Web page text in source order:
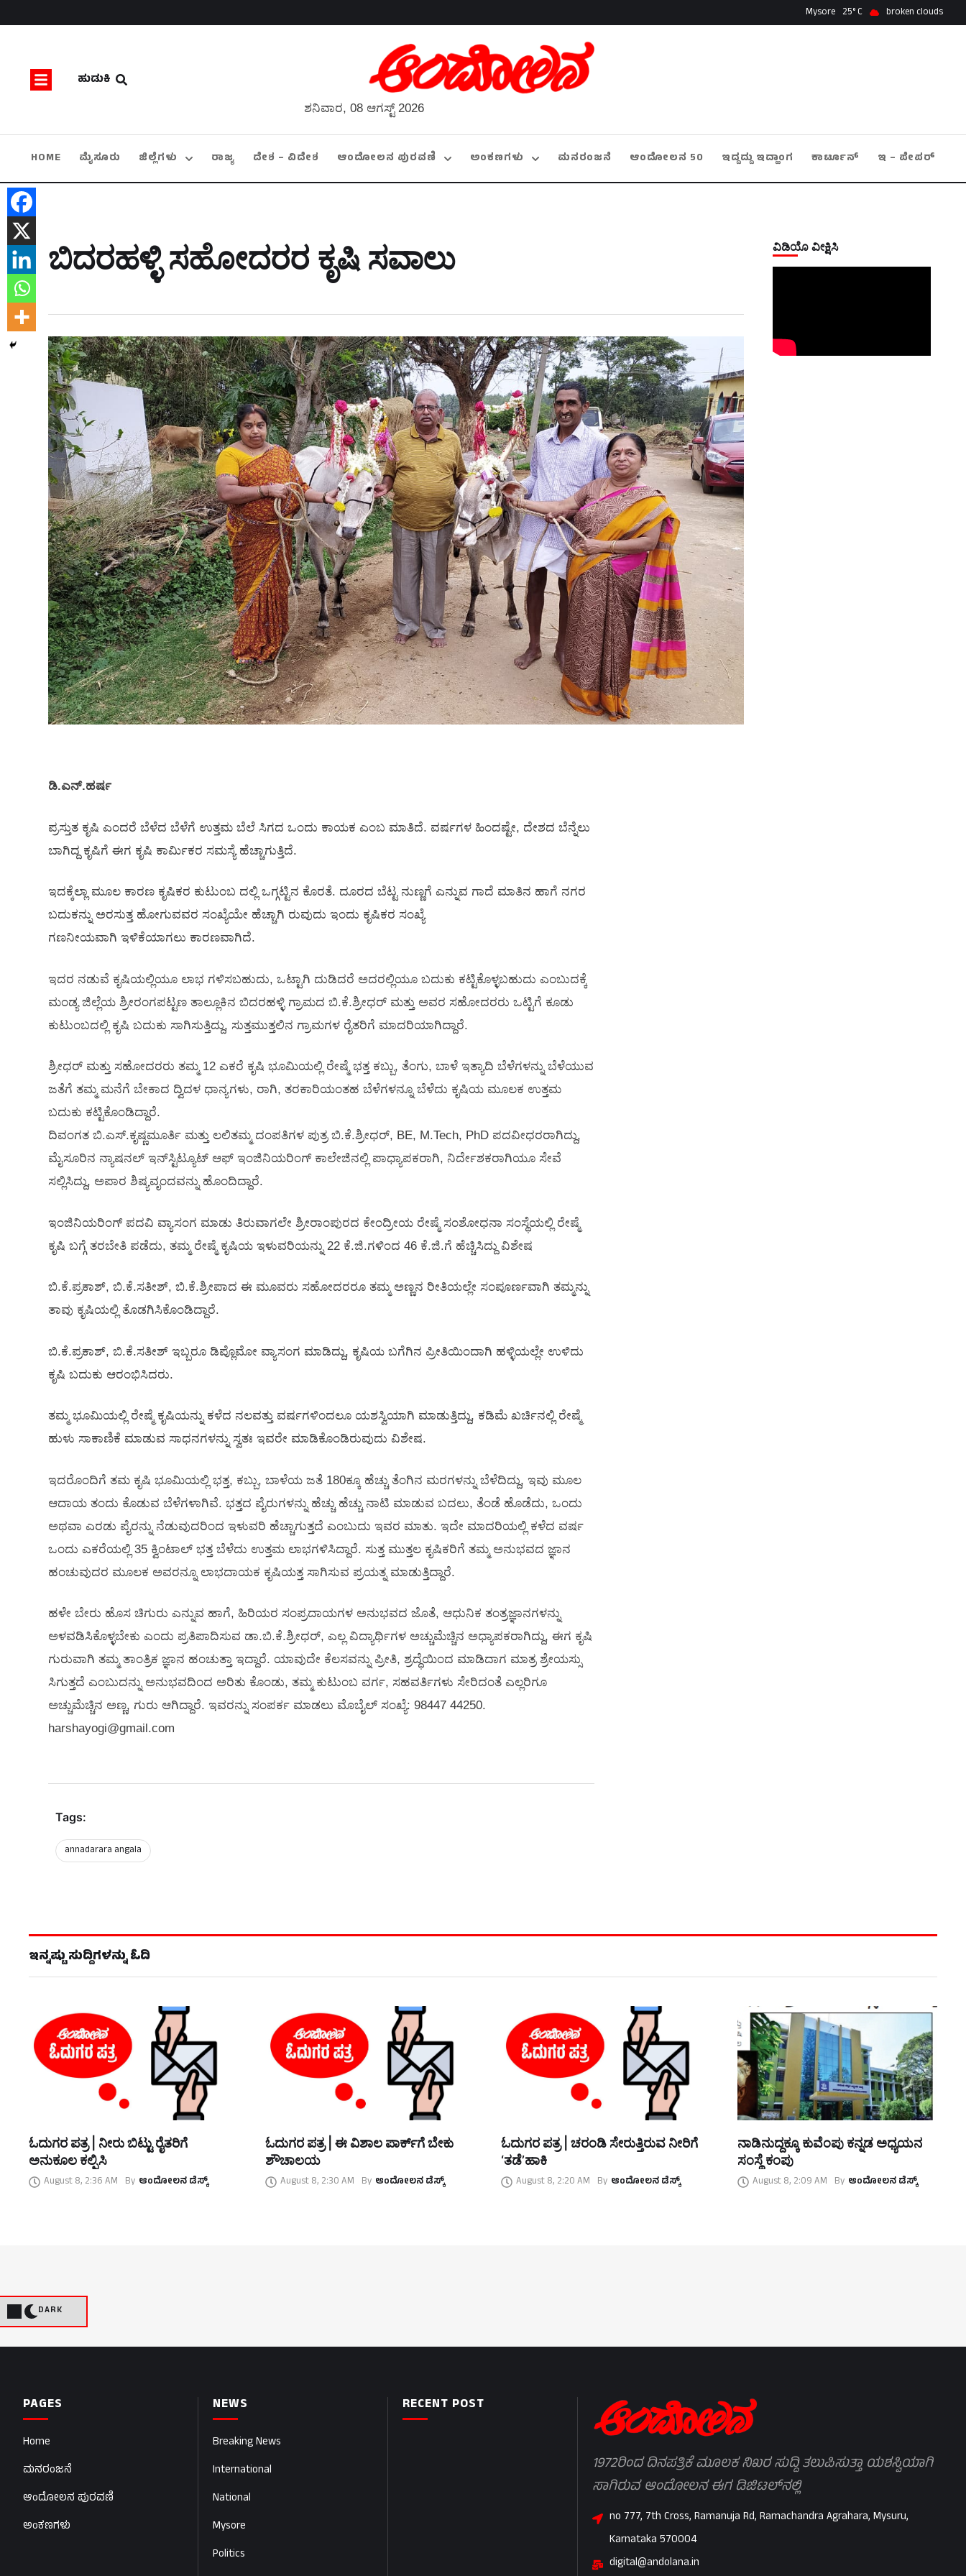
Mysore 25 broken clouds
ಹುಡುಕಿ
ಶನಿವಾರ, 08 ಆಗಸ್ಟ್ 2026
DARK
HOME ಮೈಸೂರು ಜಿಲ್ಲೆಗಳು ರಾಜ್ಯ ದೇಶ – ವಿದೇಶ ಆಂದೋಲನ ಪುರವಣಿ ಅಂಕಣಗಳು ಮನರಂಜನೆ ಆಂದೋಲನ 50 ಇದ್ದದ್ದು ಇದ್ಹಾಂಗ ಕಾರ್ಟೂನ್ ಇ – ಪೇಪರ್
ಬಿದರಹಳ್ಳಿ ಸಹೋದರರ ಕೃಷಿ ಸವಾಲು
ಡಿ.ಎನ್.ಹರ್ಷ
ಪ್ರಸ್ತುತ ಕೃಷಿ ಎಂದರೆ ಬೆಳೆದ ಬೆಳೆಗೆ ಉತ್ತಮ ಬೆಲೆ ಸಿಗದ ಒಂದು ಕಾಯಕ ಎಂಬ ಮಾತಿದೆ. ವರ್ಷಗಳ ಹಿಂದಷ್ಟೇ, ದೇಶದ ಬೆನ್ನೆಲು
ಬಾಗಿದ್ದ ಕೃಷಿಗೆ ಈಗ ಕೃಷಿ ಕಾರ್ಮಿಕರ ಸಮಸ್ಯೆ ಹೆಚ್ಚಾಗುತ್ತಿದೆ.
ಇದಕ್ಕೆಲ್ಲಾ ಮೂಲ ಕಾರಣ ಕೃಷಿಕರ ಕುಟುಂಬ ದಲ್ಲಿ ಒಗ್ಗಟ್ಟಿನ ಕೊರತೆ. ದೂರದ ಬೆಟ್ಟ ನುಣ್ಣಗೆ ಎನ್ನುವ ಗಾದೆ ಮಾತಿನ ಹಾಗೆ ನಗರ
ಬದುಕನ್ನು ಅರಸುತ್ತ ಹೋಗುವವರ ಸಂಖ್ಯೆಯೇ ಹೆಚ್ಚಾಗಿ ರುವುದು ಇಂದು ಕೃಷಿಕರ ಸಂಖ್ಯೆ
ಗಣನೀಯವಾಗಿ ಇಳಿಕೆಯಾಗಲು ಕಾರಣವಾಗಿದೆ.
ಇದರ ನಡುವೆ ಕೃಷಿಯಲ್ಲಿಯೂ ಲಾಭ ಗಳಿಸಬಹುದು, ಒಟ್ಟಾಗಿ ದುಡಿದರೆ ಅದರಲ್ಲಿಯೂ ಬದುಕು ಕಟ್ಟಿಕೊಳ್ಳಬಹುದು ಎಂಬುದಕ್ಕೆ
ಮಂಡ್ಯ ಜಿಲ್ಲೆಯ ಶ್ರೀರಂಗಪಟ್ಟಣ ತಾಲ್ಲೂಕಿನ ಬಿದರಹಳ್ಳಿ ಗ್ರಾಮದ ಬಿ.ಕೆ.ಶ್ರೀಧರ್ ಮತ್ತು ಅವರ ಸಹೋದರರು ಒಟ್ಟಿಗೆ ಕೂಡು
ಕುಟುಂಬದಲ್ಲಿ ಕೃಷಿ ಬದುಕು ಸಾಗಿಸುತ್ತಿದ್ದು, ಸುತ್ತಮುತ್ತಲಿನ ಗ್ರಾಮಗಳ ರೈತರಿಗೆ ಮಾದರಿಯಾಗಿದ್ದಾರೆ.
ಶ್ರೀಧರ್ ಮತ್ತು ಸಹೋದರರು ತಮ್ಮ 12 ಎಕರೆ ಕೃಷಿ ಭೂಮಿಯಲ್ಲಿ ರೇಷ್ಮೆ ಭತ್ತ ಕಬ್ಬು, ತೆಂಗು, ಬಾಳೆ ಇತ್ಯಾದಿ ಬೆಳೆಗಳನ್ನು ಬೆಳೆಯುವ
ಜತೆಗೆ ತಮ್ಮ ಮನೆಗೆ ಬೇಕಾದ ದ್ವಿದಳ ಧಾನ್ಯಗಳು, ರಾಗಿ, ತರಕಾರಿಯಂತಹ ಬೆಳೆಗಳನ್ನೂ ಬೆಳೆದು ಕೃಷಿಯ ಮೂಲಕ ಉತ್ತಮ
ಬದುಕು ಕಟ್ಟಿಕೊಂಡಿದ್ದಾರೆ.
ದಿವಂಗತ ಬಿ.ಎಸ್.ಕೃಷ್ಣಮೂರ್ತಿ ಮತ್ತು ಲಲಿತಮ್ಮ ದಂಪತಿಗಳ ಪುತ್ರ ಬಿ.ಕೆ.ಶ್ರೀಧರ್, BE, M.Tech, PhD ಪದವೀಧರರಾಗಿದ್ದು,
ಮೈಸೂರಿನ ನ್ಯಾಷನಲ್ ಇನ್‌ಸ್ಟಿಟ್ಯೂಟ್‌ ಆಫ್ ಇಂಜಿನಿಯರಿಂಗ್ ಕಾಲೇಜಿನಲ್ಲಿ ಪಾಧ್ಯಾಪಕರಾಗಿ, ನಿರ್ದೇಶಕರಾಗಿಯೂ ಸೇವೆ
ಸಲ್ಲಿಸಿದ್ದು, ಅಪಾರ ಶಿಷ್ಯವೃಂದವನ್ನು ಹೊಂದಿದ್ದಾರೆ.
ಇಂಜಿನಿಯರಿಂಗ್ ಪದವಿ ವ್ಯಾಸಂಗ ಮಾಡು ತಿರುವಾಗಲೇ ಶ್ರೀರಾಂಪುರದ ಕೇಂದ್ರೀಯ ರೇಷ್ಮೆ ಸಂಶೋಧನಾ ಸಂಸ್ಥೆಯಲ್ಲಿ ರೇಷ್ಮೆ
ಕೃಷಿ ಬಗ್ಗೆ ತರಬೇತಿ ಪಡೆದು, ತಮ್ಮ ರೇಷ್ಮೆ ಕೃಷಿಯ ಇಳುವರಿಯನ್ನು 22 ಕೆ.ಜಿ.ಗಳಿಂದ 46 ಕೆ.ಜಿ.ಗೆ ಹೆಚ್ಚಿಸಿದ್ದು ವಿಶೇಷ
ಬಿ.ಕೆ.ಪ್ರಕಾಶ್, ಬಿ.ಕೆ.ಸತೀಶ್, ಬಿ.ಕೆ.ಶ್ರೀಪಾದ ಈ ಮೂವರು ಸಹೋದರರೂ ತಮ್ಮ ಅಣ್ಣನ ರೀತಿಯಲ್ಲೇ ಸಂಪೂರ್ಣವಾಗಿ ತಮ್ಮನ್ನು
ತಾವು ಕೃಷಿಯಲ್ಲಿ ತೊಡಗಿಸಿಕೊಂಡಿದ್ದಾರೆ.
ಬಿ.ಕೆ.ಪ್ರಕಾಶ್, ಬಿ.ಕೆ.ಸತೀಶ್ ಇಬ್ಬರೂ ಡಿಪ್ಲೊಮೋ ವ್ಯಾಸಂಗ ಮಾಡಿದ್ದು, ಕೃಷಿಯ ಬಗೆಗಿನ ಪ್ರೀತಿಯಿಂದಾಗಿ ಹಳ್ಳಿಯಲ್ಲೇ ಉಳಿದು
ಕೃಷಿ ಬದುಕು ಆರಂಭಿಸಿದರು.
ತಮ್ಮ ಭೂಮಿಯಲ್ಲಿ ರೇಷ್ಮೆ ಕೃಷಿಯನ್ನು ಕಳೆದ ನಲವತ್ತು ವರ್ಷಗಳಿಂದಲೂ ಯಶಸ್ವಿಯಾಗಿ ಮಾಡುತ್ತಿದ್ದು, ಕಡಿಮೆ ಖರ್ಚಿನಲ್ಲಿ ರೇಷ್ಮೆ
ಹುಳು ಸಾಕಾಣಿಕೆ ಮಾಡುವ ಸಾಧನಗಳನ್ನು ಸ್ವತಃ ಇವರೇ ಮಾಡಿಕೊಂಡಿರುವುದು ವಿಶೇಷ.
ಇದರೊಂದಿಗೆ ತಮ ಕೃಷಿ ಭೂಮಿಯಲ್ಲಿ ಭತ್ತ, ಕಬ್ಬು, ಬಾಳೆಯ ಜತೆ 180ಕ್ಕೂ ಹೆಚ್ಚು ತೆಂಗಿನ ಮರಗಳನ್ನು ಬೆಳೆದಿದ್ದು, ಇವು ಮೂಲ
ಆದಾಯ ತಂದು ಕೊಡುವ ಬೆಳೆಗಳಾಗಿವೆ. ಭತ್ತದ ಪೈರುಗಳನ್ನು ಹೆಚ್ಚು ಹೆಚ್ಚು ನಾಟಿ ಮಾಡುವ ಬದಲು, ತೆಂಡೆ ಹೊಡೆದು, ಒಂದು
ಅಥವಾ ಎರಡು ಪೈರನ್ನು ನೆಡುವುದರಿಂದ ಇಳುವರಿ ಹೆಚ್ಚಾಗುತ್ತದೆ ಎಂಬುದು ಇವರ ಮಾತು. ಇದೇ ಮಾದರಿಯಲ್ಲಿ ಕಳೆದ ವರ್ಷ
ಒಂದು ಎಕರೆಯಲ್ಲಿ 35 ಕ್ವಿಂಟಾಲ್ ಭತ್ತ ಬೆಳೆದು ಉತ್ತಮ ಲಾಭಗಳಿಸಿದ್ದಾರೆ. ಸುತ್ತ ಮುತ್ತಲ ಕೃಷಿಕರಿಗೆ ತಮ್ಮ ಅನುಭವದ ಜ್ಞಾನ
ಹಂಚುವುದರ ಮೂಲಕ ಅವರನ್ನೂ ಲಾಭದಾಯಕ ಕೃಷಿಯತ್ತ ಸಾಗಿಸುವ ಪ್ರಯತ್ನ ಮಾಡುತ್ತಿದ್ದಾರೆ.
ಹಳೇ ಬೇರು ಹೊಸ ಚಿಗುರು ಎನ್ನುವ ಹಾಗೆ, ಹಿರಿಯರ ಸಂಪ್ರದಾಯಗಳ ಅನುಭವದ ಜೊತೆ, ಆಧುನಿಕ ತಂತ್ರಜ್ಞಾನಗಳನ್ನು
ಅಳವಡಿಸಿಕೊಳ್ಳಬೇಕು ಎಂದು ಪ್ರತಿಪಾದಿಸುವ ಡಾ.ಬಿ.ಕೆ.ಶ್ರೀಧರ್, ಎಲ್ಲ ವಿದ್ಯಾರ್ಥಿಗಳ ಅಚ್ಚುಮೆಚ್ಚಿನ ಅಧ್ಯಾಪಕರಾಗಿದ್ದು, ಈಗ ಕೃಷಿ
ಗುರುವಾಗಿ ತಮ್ಮ ತಾಂತ್ರಿಕ ಜ್ಞಾನ ಹಂಚುತ್ತಾ ಇದ್ದಾರೆ. ಯಾವುದೇ ಕೆಲಸವನ್ನು ಪ್ರೀತಿ, ಶ್ರದ್ಧೆಯಿಂದ ಮಾಡಿದಾಗ ಮಾತ್ರ ಶ್ರೇಯಸ್ಸು
ಸಿಗುತ್ತದೆ ಎಂಬುದನ್ನು ಅನುಭವದಿಂದ ಅರಿತು ಕೊಂಡು, ತಮ್ಮ ಕುಟುಂಬ ವರ್ಗ, ಸಹವರ್ತಿಗಳು ಸೇರಿದಂತೆ ಎಲ್ಲರಿಗೂ
ಅಚ್ಚುಮೆಚ್ಚಿನ ಅಣ್ಣ, ಗುರು ಆಗಿದ್ದಾರೆ. ಇವರನ್ನು ಸಂಪರ್ಕ ಮಾಡಲು ಮೊಬೈಲ್ ಸಂಖ್ಯೆ: 98447 44250.
harshayogi@gmail.com
Tags:
annadarara angala
ವಿಡಿಯೊ ವೀಕ್ಷಿಸಿ
ಇನ್ನಷ್ಟು ಸುದ್ದಿಗಳನ್ನು ಓದಿ
ಓದುಗರ ಪತ್ರ | ನೀರು ಬಿಟ್ಟು ರೈತರಿಗೆ
ಅನುಕೂಲ ಕಲ್ಪಿಸಿ
August 8, 2:36 AM By ಆಂದೋಲನ ಡೆಸ್ಕ್
ಓದುಗರ ಪತ್ರ | ಈ ವಿಶಾಲ ಪಾರ್ಕ್‌ಗೆ ಬೇಕು
ಶೌಚಾಲಯ
August 8, 2:30 AM By ಆಂದೋಲನ ಡೆಸ್ಕ್
ಓದುಗರ ಪತ್ರ | ಚರಂಡಿ ಸೇರುತ್ತಿರುವ ನೀರಿಗೆ
‘ತಡೆ’ಹಾಕಿ
August 8, 2:20 AM By ಆಂದೋಲನ ಡೆಸ್ಕ್
ನಾಡಿನುದ್ದಕ್ಕೂ ಕುವೆಂಪು ಕನ್ನಡ ಅಧ್ಯಯನ
ಸಂಸ್ಥೆ ಕಂಪು
August 8, 2:09 AM By ಆಂದೋಲನ ಡೆಸ್ಕ್
PAGES
Home
ಮನರಂಜನೆ
ಆಂದೋಲನ ಪುರವಣಿ
ಅಂಕಣಗಳು
NEWS
Breaking News
International
National
Mysore
Politics
RECENT POST
1972ರಿಂದ ದಿನಪತ್ರಿಕೆ ಮೂಲಕ ನಿಖರ ಸುದ್ದಿ ತಲುಪಿಸುತ್ತಾ ಯಶಸ್ವಿಯಾಗಿ
ಸಾಗಿರುವ ಆಂದೋಲನ ಈಗ ಡಿಜಿಟಲ್‌ನಲ್ಲಿ
no 777, 7th Cross, Ramanuja Rd, Ramachandra Agrahara, Mysuru,
Karnataka 570004
digital@andolana.in